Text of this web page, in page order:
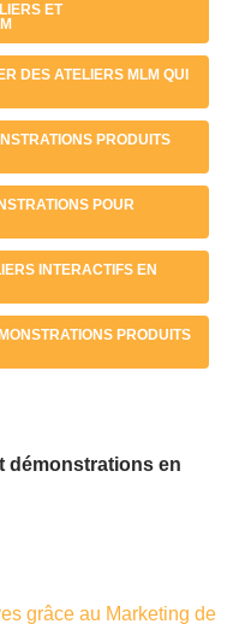
ET
DES ATELIERS MLM QUI
PRODUITS
POUR
INTERACTIFS EN
PRODUITS
démonstrations en
grâce au Marketing de